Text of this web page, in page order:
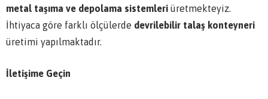
metal taşıma ve depolama sistemleri üretmekteyiz.
İhtiyaca göre farklı ölçülerde devrilebilir talaş konteyneri
üretimi yapılmaktadır.
İletişime Geçin